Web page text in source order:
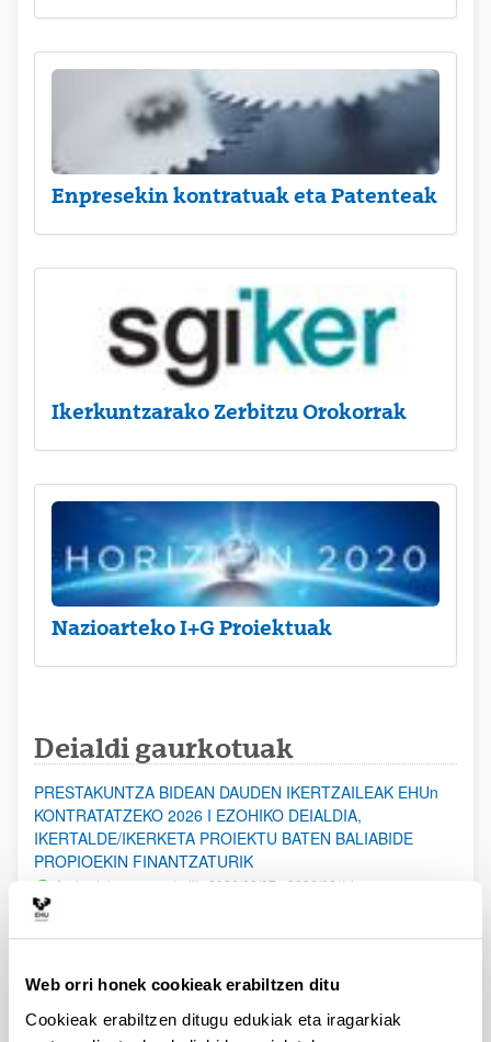
Web orri honek cookieak erabiltzen ditu
Cookieak erabiltzen ditugu edukiak eta iragarkiak
Enpresekin kontratuak eta Patenteak
Ikerkuntzarako Zerbitzu Orokorrak
Nazioarteko I+G Proiektuak
Deialdi gaurkotuak
PRESTAKUNTZA BIDEAN DAUDEN IKERTZAILEAK EHUn
KONTRATATZEKO 2026 I EZOHIKO DEIALDIA,
IKERTALDE/IKERKETA PROIEKTU BATEN BALIABIDE
PROPIOEKIN FINANTZATURIK
Aurkezteko epea zabalik: 2026/08/07 - 2026/08/14
erosi eta berritzeko laguntzak 2026
Izapide irekia